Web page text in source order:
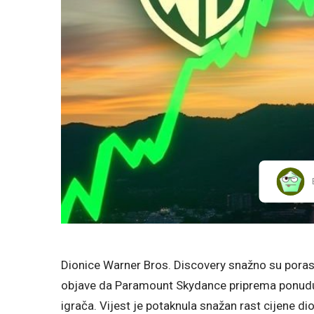
Dionice Warner Bros. Discovery snažno su
objave da Paramount Skydance priprema
igrača. Vijest je potaknula snažan rast cijene